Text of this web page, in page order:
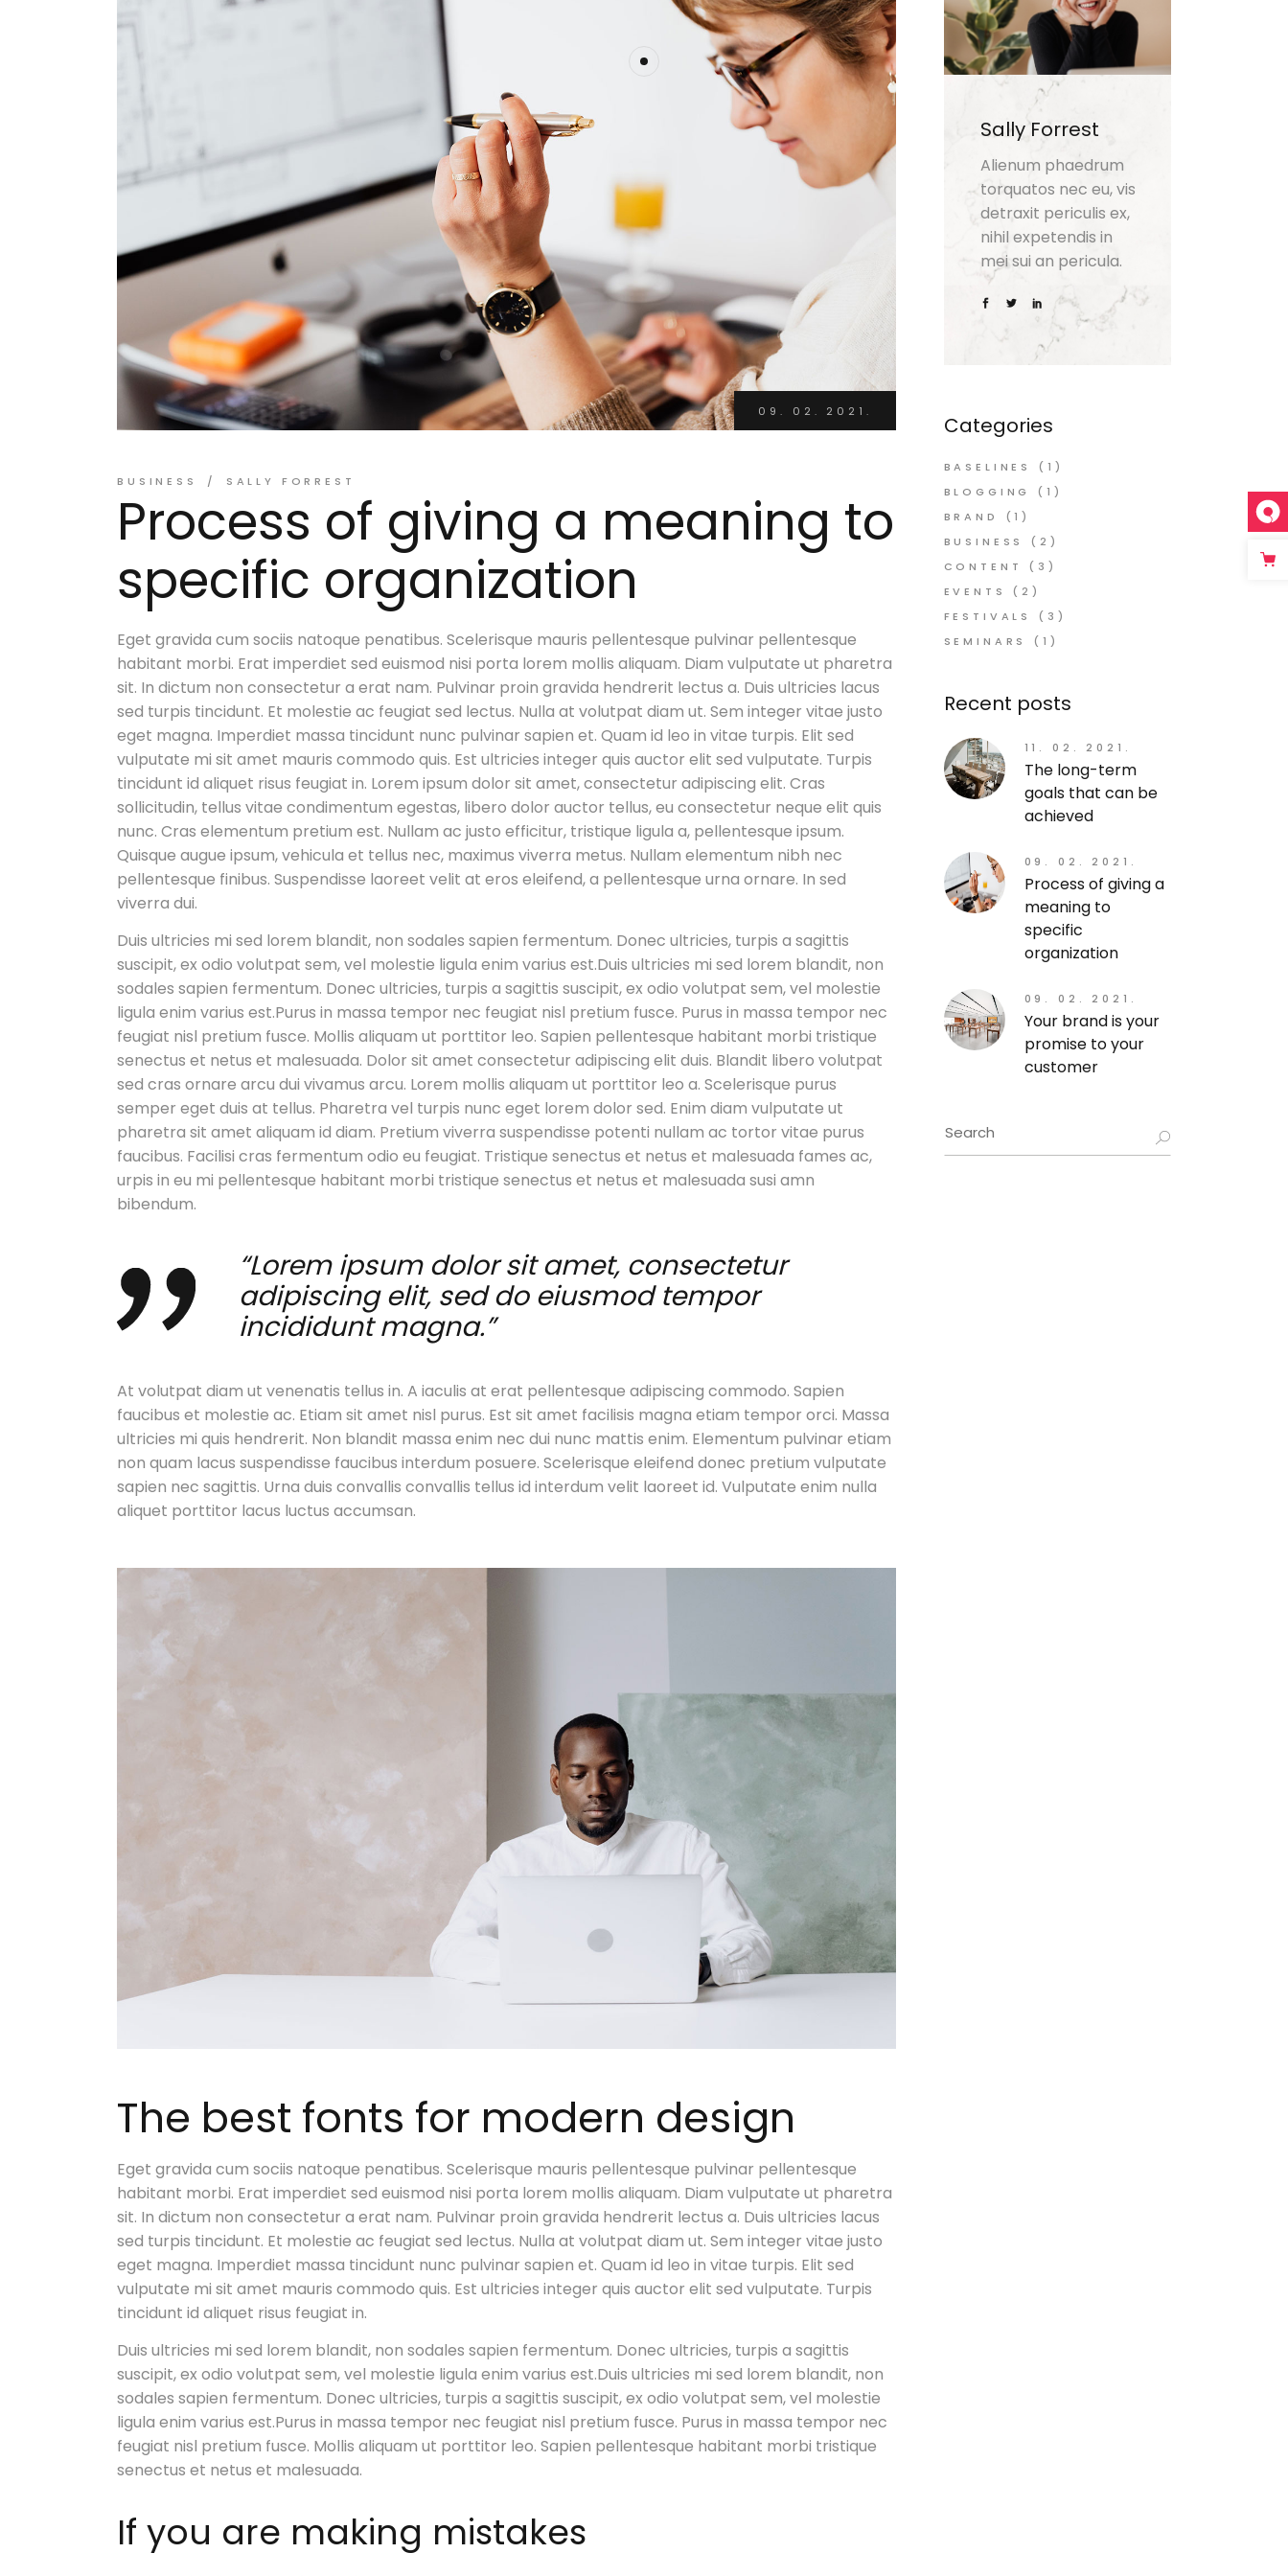
09. 02. 2021.
BUSINESS SALLY FORREST
Process of giving a meaning to
specific organization
Eget gravida cum sociis natoque penatibus. Scelerisque mauris pellentesque pulvinar pellentesque
habitant morbi. Erat imperdiet sed euismod nisi porta lorem mollis aliquam. Diam vulputate ut pharetra
sit. In dictum non consectetur a erat nam. Pulvinar proin gravida hendrerit lectus a. Duis ultricies lacus
sed turpis tincidunt. Et molestie ac feugiat sed lectus. Nulla at volutpat diam ut. Sem integer vitae justo
eget magna. Imperdiet massa tincidunt nunc pulvinar sapien et. Quam id leo in vitae turpis. Elit sed
vulputate mi sit amet mauris commodo quis. Est ultricies integer quis auctor elit sed vulputate. Turpis
tincidunt id aliquet risus feugiat in. Lorem ipsum dolor sit amet, consectetur adipiscing elit. Cras
sollicitudin, tellus vitae condimentum egestas, libero dolor auctor tellus, eu consectetur neque elit quis
nunc. Cras elementum pretium est. Nullam ac justo efficitur, tristique ligula a, pellentesque ipsum.
Quisque augue ipsum, vehicula et tellus nec, maximus viverra metus. Nullam elementum nibh nec
pellentesque finibus. Suspendisse laoreet velit at eros eleifend, a pellentesque urna ornare. In sed
viverra dui.
Duis ultricies mi sed lorem blandit, non sodales sapien fermentum. Donec ultricies, turpis a sagittis
suscipit, ex odio volutpat sem, vel molestie ligula enim varius est.Duis ultricies mi sed lorem blandit, non
sodales sapien fermentum. Donec ultricies, turpis a sagittis suscipit, ex odio volutpat sem, vel molestie
ligula enim varius est.Purus in massa tempor nec feugiat nisl pretium fusce. Purus in massa tempor nec
feugiat nisl pretium fusce. Mollis aliquam ut porttitor leo. Sapien pellentesque habitant morbi tristique
senectus et netus et malesuada. Dolor sit amet consectetur adipiscing elit duis. Blandit libero volutpat
sed cras ornare arcu dui vivamus arcu. Lorem mollis aliquam ut porttitor leo a. Scelerisque purus
semper eget duis at tellus. Pharetra vel turpis nunc eget lorem dolor sed. Enim diam vulputate ut
pharetra sit amet aliquam id diam. Pretium viverra suspendisse potenti nullam ac tortor vitae purus
faucibus. Facilisi cras fermentum odio eu feugiat. Tristique senectus et netus et malesuada fames ac,
urpis in eu mi pellentesque habitant morbi tristique senectus et netus et malesuada susi amn
bibendum.
“Lorem ipsum dolor sit amet, consectetur
adipiscing elit, sed do eiusmod tempor
incididunt magna.”
At volutpat diam ut venenatis tellus in. A iaculis at erat pellentesque adipiscing commodo. Sapien
faucibus et molestie ac. Etiam sit amet nisl purus. Est sit amet facilisis magna etiam tempor orci. Massa
ultricies mi quis hendrerit. Non blandit massa enim nec dui nunc mattis enim. Elementum pulvinar etiam
non quam lacus suspendisse faucibus interdum posuere. Scelerisque eleifend donec pretium vulputate
sapien nec sagittis. Urna duis convallis convallis tellus id interdum velit laoreet id. Vulputate enim nulla
aliquet porttitor lacus luctus accumsan.
The best fonts for modern design
Eget gravida cum sociis natoque penatibus. Scelerisque mauris pellentesque pulvinar pellentesque
habitant morbi. Erat imperdiet sed euismod nisi porta lorem mollis aliquam. Diam vulputate ut pharetra
sit. In dictum non consectetur a erat nam. Pulvinar proin gravida hendrerit lectus a. Duis ultricies lacus
sed turpis tincidunt. Et molestie ac feugiat sed lectus. Nulla at volutpat diam ut. Sem integer vitae justo
eget magna. Imperdiet massa tincidunt nunc pulvinar sapien et. Quam id leo in vitae turpis. Elit sed
vulputate mi sit amet mauris commodo quis. Est ultricies integer quis auctor elit sed vulputate. Turpis
tincidunt id aliquet risus feugiat in.
Duis ultricies mi sed lorem blandit, non sodales sapien fermentum. Donec ultricies, turpis a sagittis
suscipit, ex odio volutpat sem, vel molestie ligula enim varius est.Duis ultricies mi sed lorem blandit, non
sodales sapien fermentum. Donec ultricies, turpis a sagittis suscipit, ex odio volutpat sem, vel molestie
ligula enim varius est.Purus in massa tempor nec feugiat nisl pretium fusce. Purus in massa tempor nec
feugiat nisl pretium fusce. Mollis aliquam ut porttitor leo. Sapien pellentesque habitant morbi tristique
senectus et netus et malesuada.
If you are making mistakes
Sally Forrest
Alienum phaedrum
torquatos nec eu, vis
detraxit periculis ex,
nihil expetendis in
mei sui an pericula.
Categories
BASELINES
(1)
BLOGGING
(1)
BRAND
(1)
BUSINESS
(2)
CONTENT
(3)
EVENTS
(2)
FESTIVALS
(3)
SEMINARS
(1)
Recent posts
11. 02. 2021.
The long-term
goals that can be
achieved
09. 02. 2021.
Process of giving a
meaning to
specific
organization
09. 02. 2021.
Your brand is your
promise to your
customer